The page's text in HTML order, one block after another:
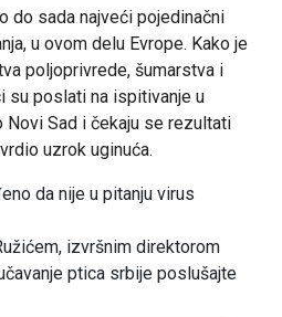
do sada najveći pojedinačni
u ovom delu Evrope. Kako je
poljoprivrede, šumarstva i
su poslati na ispitivanje u
Novi Sad i čekaju se rezultati
uzrok uginuća.
da nije u pitanju virus
izvršnim direktorom
ptica srbije poslušajte